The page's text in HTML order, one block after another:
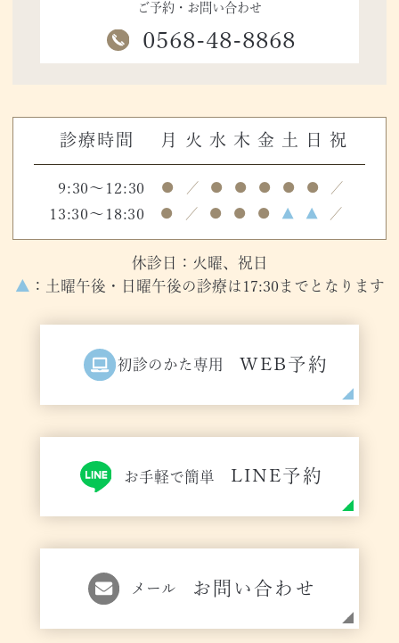
ご予約・お問い合わせ
0568-48-8868
診療時間 月 火 水 木 金 土 日 祝
9:30～12:30 ● ／ ● ● ● ● ● ／
13:30～18:30 ● ／ ● ● ● ▲ ▲ ／
休診日：火曜、祝日
▲ ：土曜午後・日曜午後の診療は17:30までとなります
初診のかた専用 WEB予約
お手軽で簡単 LINE予約
メール お問い合わせ